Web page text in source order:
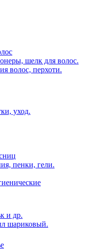
шелк для волос.
волос, перхоти.
уход.
пенки, гели.
и др.
шариковый.